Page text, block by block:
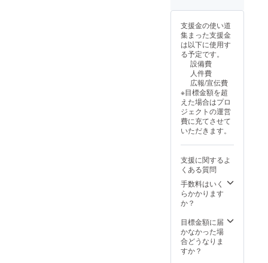
月間
タッフ
ウド
ファン
ディン
グで支
援をし
た旨を
お声掛
けくだ
さい。
・有効
期間：
2026年
1月1
2029年
12月31
日まで
の48か
月間
支援金の使い道
集まった支援金
は以下に使用す
る予定です。
設備費
人件費
広報/宣伝費
※目標金額を超
えた場合はプロ
ジェクトの運営
費に充てさせて
いただきます。
支援に関するよ
くある質問
手数料はいく
らかかります
か？
目標金額に届
かなかった場
合どうなりま
すか？